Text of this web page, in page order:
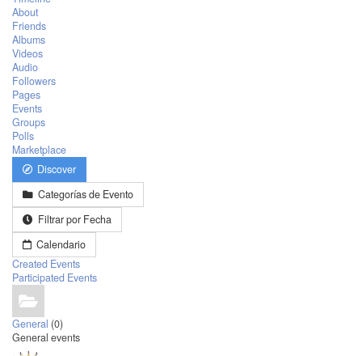
About
Friends
Albums
Videos
Audio
Followers
Pages
Events
Groups
Polls
Marketplace
Discover
Categorías de Evento
Filtrar por Fecha
Calendario
Created Events
Participated Events
General (0)
General events